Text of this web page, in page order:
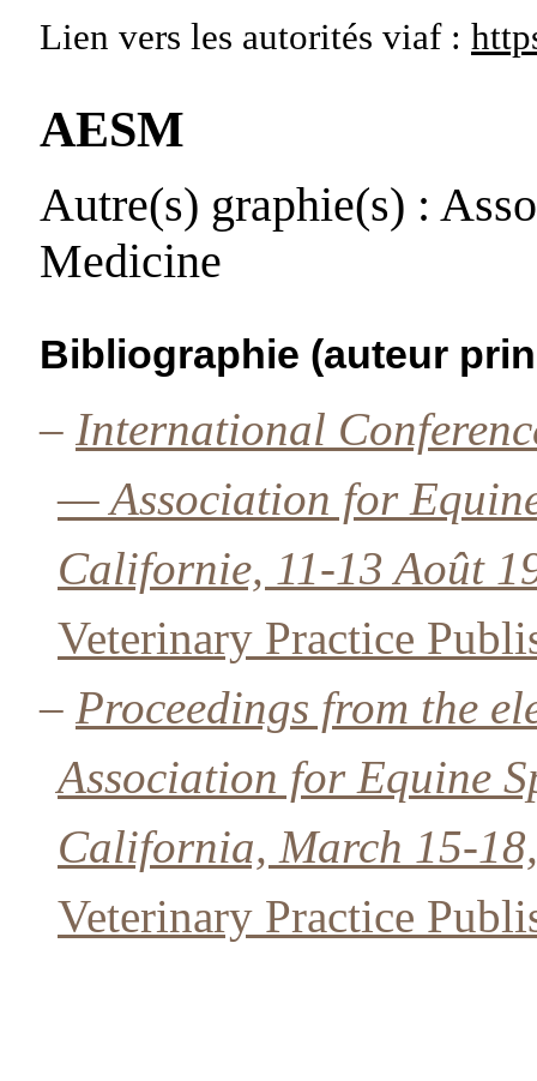
Lien vers les autorités viaf :
AESM
Autre(s) graphie(s) :
Medicine
Bibliographie (auteur
– International
— Association for
Californie, 11-13 Août
Veterinary Practice
– Proceedings from the
Association for Equine
California, March 15-
Veterinary Practice